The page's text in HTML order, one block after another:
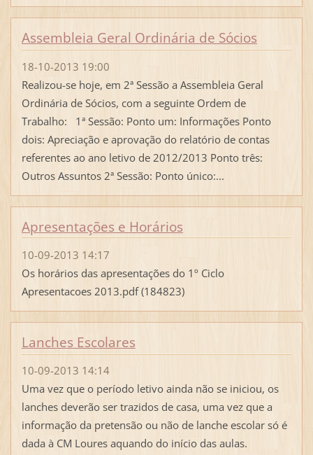
Assembleia Geral Ordinária de Sócios
18-10-2013 19:00
Realizou-se hoje, em 2ª Sessão a Assembleia Geral
Ordinária de Sócios, com a seguinte Ordem de
Trabalho: 1ª Sessão: Ponto um: Informações Ponto
dois: Apreciação e aprovação do relatório de contas
referentes ao ano letivo de 2012/2013 Ponto três:
Outros Assuntos 2ª Sessão: Ponto único:...
Apresentações e Horários
10-09-2013 14:17
Os horários das apresentações do 1º Ciclo
Apresentacoes 2013.pdf (184823)
Lanches Escolares
10-09-2013 14:14
Uma vez que o período letivo ainda não se iniciou, os
lanches deverão ser trazidos de casa, uma vez que a
informação da pretensão ou não de lanche escolar só é
dada à CM Loures aquando do início das aulas.